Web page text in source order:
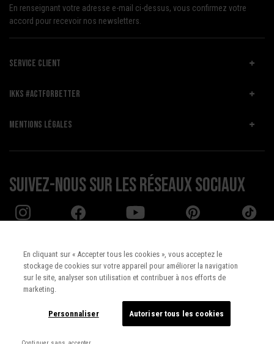
En renseignant votre adresse e-mail ci-dessus, vous confirmez votre
accord pour recevoir nos newsletters.
SERVICE CLIENT
IKKS #ACTFORBETTER
MENTIONS LÉGALES
Suivez-nous sur les réseaux sociaux
Pays : UNITED STATES
Français
En cliquant sur « Accepter tous les cookies », vous acceptez le
stockage de cookies sur votre appareil pour améliorer la navigation
sur le site, analyser son utilisation et contribuer à nos efforts de
marketing.
Personnaliser Autoriser tous les cookies